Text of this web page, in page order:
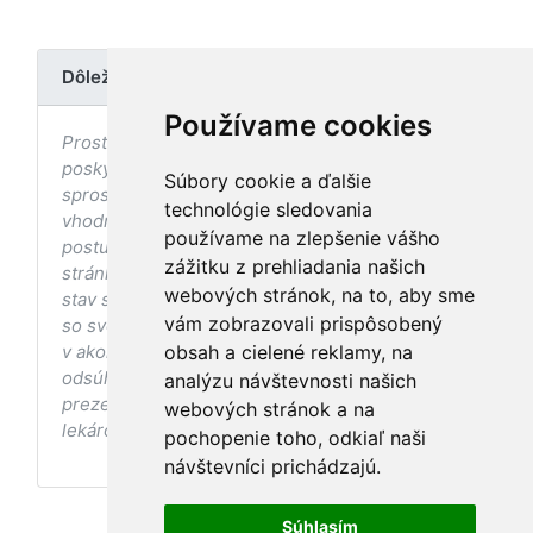
Používame cookies
Súbory cookie a ďalšie
technológie sledovania
používame na zlepšenie vášho
zážitku z prehliadania našich
webových stránok, na to, aby sme
vám zobrazovali prispôsobený
obsah a cielené reklamy, na
analýzu návštevnosti našich
webových stránok a na
pochopenie toho, odkiaľ naši
návštevníci prichádzajú.
Súhlasím
Dôležité upozornenie
Prostredníctvom stránky nedochádza k
poskytovaniu zdravotnej starostlivosti, ani k jej
sprostredkovaniu, ani k jej nahrádzaniu. O
vhodných postupoch v oblasti zdravia, vhodnosti
postupov a odporúčaní prezentovaných na
stránke s ohľadom na Váš zdravotný
stav sa pred ich aplikáciou vždy vopred poraďte
so svojím ošetrujúcim lekárom, a to najmä ak ste
v akomkoľvek štádiu tehotenstva. Bez
odsúhlasenia postupov a odporúčaní
prezentovaných na stránke Vaším ošetrujúcim
lekárom tieto postupy a odporúčania neaplikujte.